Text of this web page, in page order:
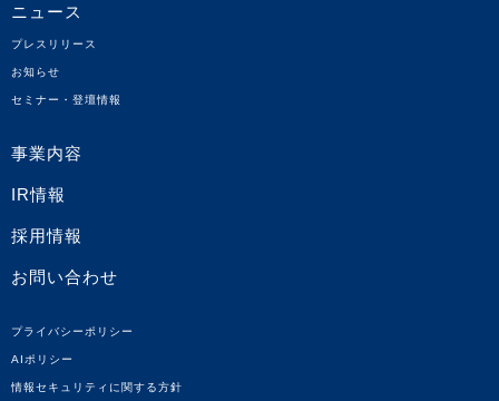
ニュース
プレスリリース
お知らせ
セミナー・登壇情報
事業内容
IR情報
採用情報
お問い合わせ
プライバシーポリシー
AIポリシー
情報セキュリティに関する方針